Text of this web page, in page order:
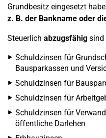
Grundbesitz eingesetzt
z. B. der Bankname oder
Steuerlich abzugsfähig sind
Schuldzinsen für
Bausparkassen und
Schuldzinsen für
Schuldzinsen für
Schuldzinsen für
öffentliche Darlehen